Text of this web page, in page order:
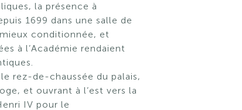
la présence à
1699 dans une salle de
conditionnée, et
à l’Académie rendaient
rez-de-chaussée du palais,
et ouvrant à l’est vers la
IV pour le